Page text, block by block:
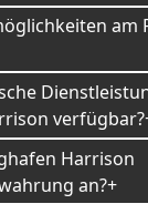
am
verfügbar?
Harrison
an?